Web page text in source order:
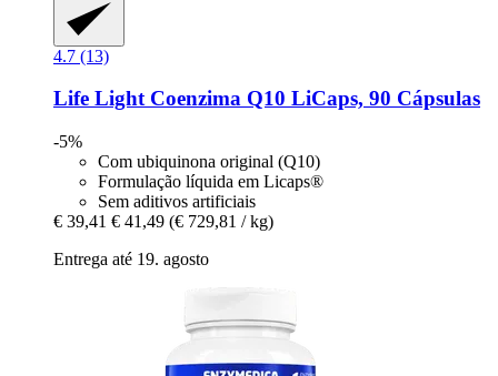
4.7 (13)
Life LightCoenzima Q10 LiCaps, 90 Cápsulas
-5%
Com ubiquinona original (Q10)
Formulação líquida em Licaps®
Sem aditivos artificiais
€ 39,41 € 41,49 (€ 729,81 / kg)
Entrega até 19. agosto